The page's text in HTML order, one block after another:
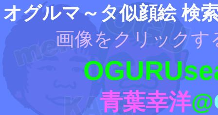
オグルマ～タ似顔絵 検
画像をクリックす
青葉幸洋@